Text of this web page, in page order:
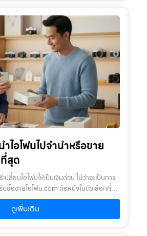
ขอให้เข้าใจก่อนนะว่าไอโฟนมือสองมีราคาที่
ราะ Apple อัปเดต iOS ให้นานกว่า, อะไหล่
นั่นแปลว่าถ้าคุณมีไอโฟนรุ่น 15 ขึ้นไป โอกาส
รางราคารับซื้อ iPhone 15 SeriesiPhone
นนี้เป็นรุ่นที่หมุนเวียนในตลาดมือสองเยอะ
ามจุ, สี, และสภาพเครื่องiPhone 15
มาก (90%+)สภาพปกติ (75-89%)มี
บาท11,000 – 13,500 บาท8,000 –
– 18,500 บาท13,500 – 15,500
ท512GB19,000 – 22,000 บาท15,000 –
บาทiPhone 15 Plusความจุสภาพดี
– 11,500 บาท256GB18,500 –
บาท11,000 – 13,500
บาท17,500 – 20,000 บาท13,000
Proความจุสภาพดีมาก (90%+)สภาพปกติ
– 25,000 บาท18,000 – 21,000
ท256GB25,000 – 28,000 บาท20,500
บาท512GB28,000 – 32,000
17,000 – 21,000 บาท1TB31,000 –
ไอโฟนไปจำนำหรือขาย
สุด
ลี่ยนไอโฟนให้เป็นเงินด่วน ไม่ว่าจะเป็นการ
บซื้อขายไอโฟน.com คือหนึ่งในตัวเลือกที่
าคาดี ตรวจเช็ครวดเร็ว และพร้อมประเมิน
งใส แต่เพื่อให้ได้ราคาสูงที่สุดก่อนนำเครื่อง
บที่คุณไม่ควรพลาด 1. ทำความสะอาดเครื่อง
ดูเพิ่มเติม